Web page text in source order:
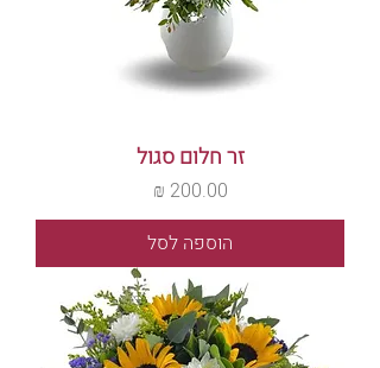
זר חלום סגול
מחיר
הוספה לסל